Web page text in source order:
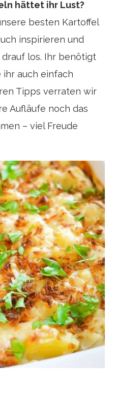
hättet ihr Lust?
besten Kartoffel
inspirieren und
los. Ihr benötigt
auch einfach
Tipps verraten wir
Aufläufe noch das
– viel Freude